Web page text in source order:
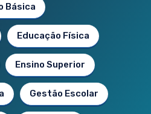
Básica
Educação Física
Ensino Superior
Gestão Escolar